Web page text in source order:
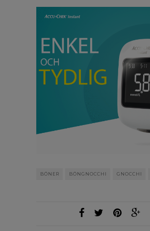
BÖNER BÖNGNOCCHI GNOCCHI